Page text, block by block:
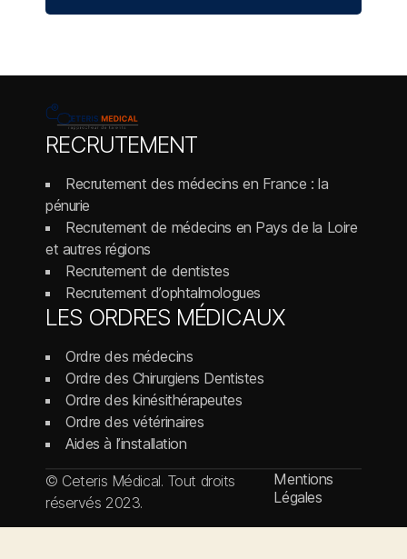
RECRUTEMENT
Recrutement des médecins en France : la
pénurie
Recrutement de médecins en Pays de la Loire
et autres régions
Recrutement de dentistes
Recrutement d’ophtalmologues
LES ORDRES MÉDICAUX
Ordre des médecins
Ordre des Chirurgiens Dentistes
Ordre des kinésithérapeutes
Ordre des vétérinaires
Aides à l’installation
© Ceteris Médical. Tout droits
réservés 2023.
Mentions
Légales